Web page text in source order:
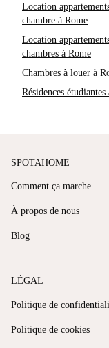
Location
chambre à Rome
Location
chambres à Rome
Chambres à louer à
Résidences étudiantes
SPOTAHOME
Comment ça marche
À propos de nous
Blog
LÉGAL
Politique de
Politique de cookies